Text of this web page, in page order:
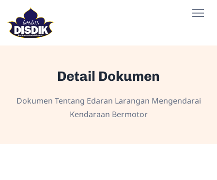
Detail Dokumen
Dokumen Tentang Edaran Larangan Mengendarai
Kendaraan Bermotor